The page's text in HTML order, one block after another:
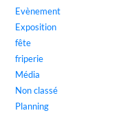
Evènement
Exposition
fête
friperie
Média
Non classé
Planning